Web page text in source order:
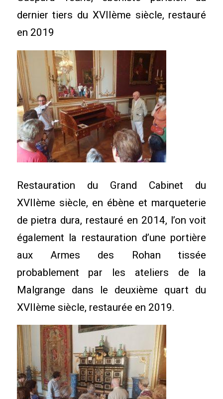
dernier tiers du XVIIème siècle, restauré
en 2019
Restauration du Grand Cabinet du
XVIIème siècle, en ébène et marqueterie
de pietra dura, restauré en 2014, l’on voit
également la restauration d’une portière
aux Armes des Rohan tissée
probablement par les ateliers de la
Malgrange dans le deuxième quart du
XVIIème siècle, restaurée en 2019.